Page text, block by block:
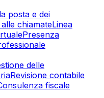
posta e dei
chiamateLinea
Presenza
delle
Revisione contabile
fiscale